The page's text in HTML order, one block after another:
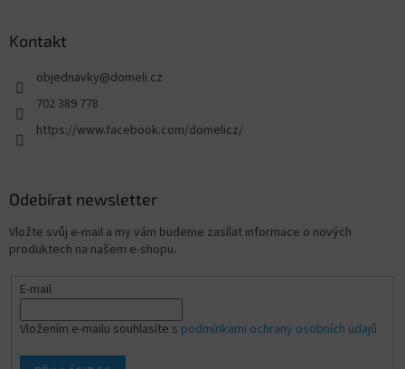
Kontakt
objednavky@domeli.cz
702 389 778
https://www.facebook.com/domelicz/
Odebírat newsletter
Vložte svůj e-mail a my vám budeme zasílat informace o nových
produktech na našem e-shopu.
E-mail
Vložením e-mailu souhlasíte s podmínkami ochrany osobních údajů